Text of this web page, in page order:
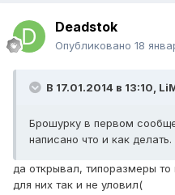
Deadstok
Опубликовано 18
В 17.01.2014 в 13:10,
Брошурку в первом
написано что и как делать.
да открывал, типоразмеры
для них так и не уловил(